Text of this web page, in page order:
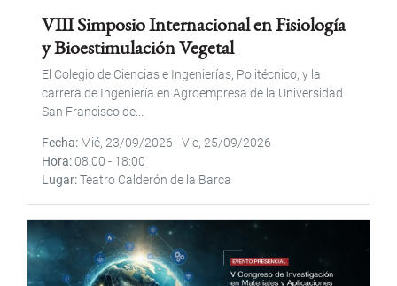
VIII Simposio Internacional en Fisiología
y Bioestimulación Vegetal
El Colegio de Ciencias e Ingenierías, Politécnico, y la
carrera de Ingeniería en Agroempresa de la Universidad
San Francisco de...
Fecha Mié, 23/09/2026 -Vie, 25/09/2026
Hora 08:00 - 18:00
Lugar Teatro Calderón de la Barca